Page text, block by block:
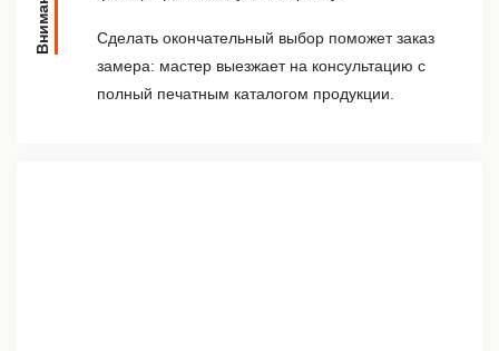
Сделать окончательный выбор поможет заказ
замера: мастер выезжает на консультацию с
полный печатным каталогом продукции.